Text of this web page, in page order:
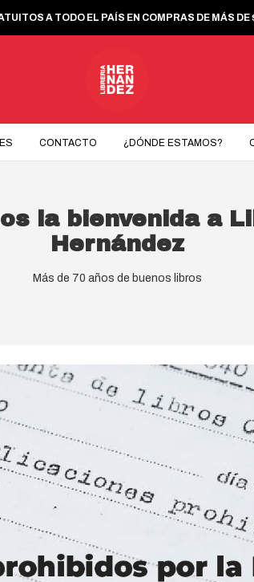
A TODO EL PAÍS EN COMPRAS DE MÁS
CONTACTO ¿DÓNDE ESTAMOS?
la bienvenida a
Hernández
Más de 70 años de buenos libros